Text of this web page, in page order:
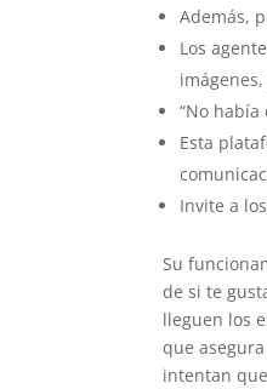
Además,
Los
“No
Esta
Invite a
Su
de si te
lleguen los
que
intentan